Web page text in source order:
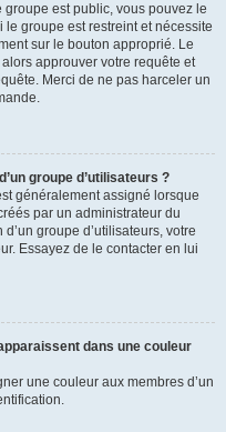
groupe est public, vous pouvez le
groupe est restreint et nécessite
sur le bouton approprié. Le
approuver votre requête et
Merci de ne pas harceler un
groupe d’utilisateurs ?
généralement assigné lorsque
par un administrateur du
groupe d’utilisateurs, votre
Essayez de le contacter en lui
dans une couleur
une couleur aux membres d’un